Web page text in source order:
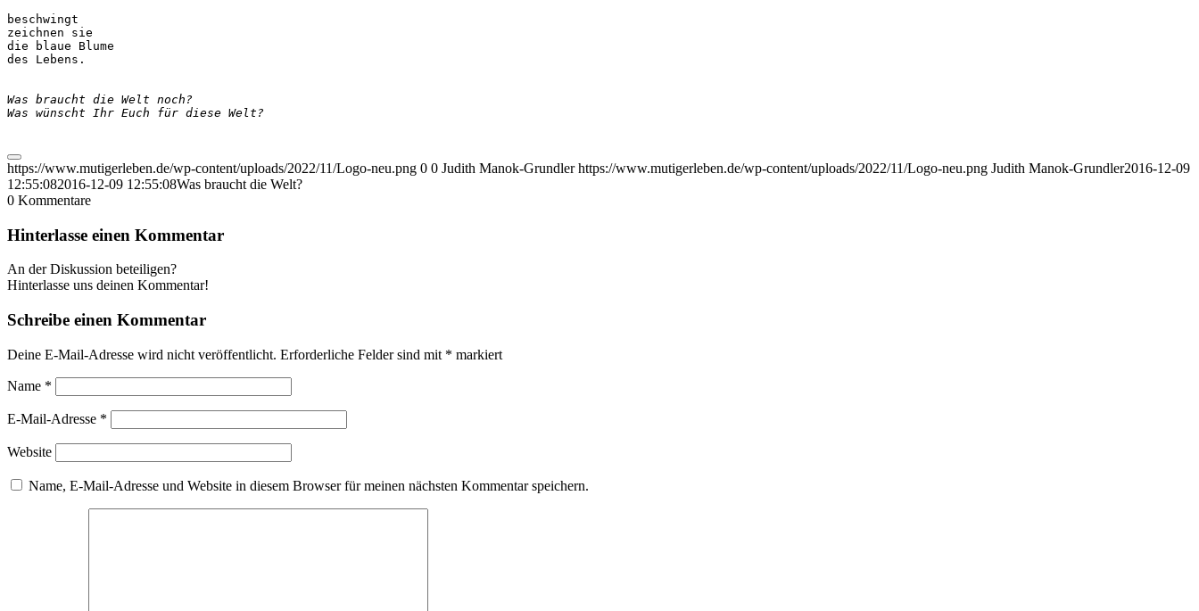
beschwingt
zeichnen sie
die blaue Blume
des Lebens.
Was braucht die Welt noch?
Was wünscht Ihr Euch für diese Welt?
https://www.mutigerleben.de/wp-content/uploads/2022/11/Logo-neu.png 0 0 Judith Manok-Grundler https://www.mutigerleben.de/wp-content/uploads/2022/11/Logo-neu.png Judith Manok-Grundler2016-12-09
12:55:082016-12-09 12:55:08Was braucht die Welt?
0 Kommentare
Hinterlasse einen Kommentar
An der Diskussion beteiligen?
Hinterlasse uns deinen Kommentar!
Schreibe einen Kommentar
Deine E-Mail-Adresse wird nicht veröffentlicht. Erforderliche Felder sind mit * markiert
Name *
E-Mail-Adresse *
Website
Name, E-Mail-Adresse und Website in diesem Browser für meinen nächsten Kommentar speichern.